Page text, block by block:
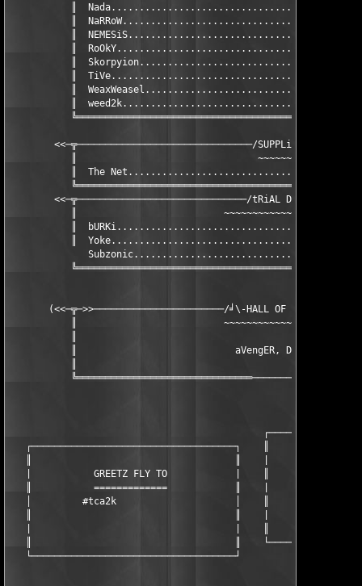
║
║
║
║
║
║
║
║
<<─╦───────────────────────────────/
║                                ~~~~~~~~
║  The
<<─╦──────────────────────────────/tRiAL
║                          ~~~~~~~~~~~~~~~~~~~~~
║
║
(<<─╦─>>───────────────────────/╛\-HALL OF FAME-/
║                          ~~~~~~~~~~~~~~~~~~~~
║                            aVengER, DJLobo
┌────────────────────────────────────┐    ║
|           GREETZ FLY TO            |
║           =============            ║    |
│         #tca2k                     │    ║
║                                    ║
   └────────────────────────────────────┘